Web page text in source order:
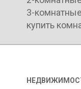
3-
купить